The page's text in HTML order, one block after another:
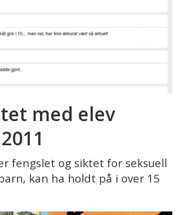
med elev
fengslet og siktet for seksuell
kan ha holdt på i over 15